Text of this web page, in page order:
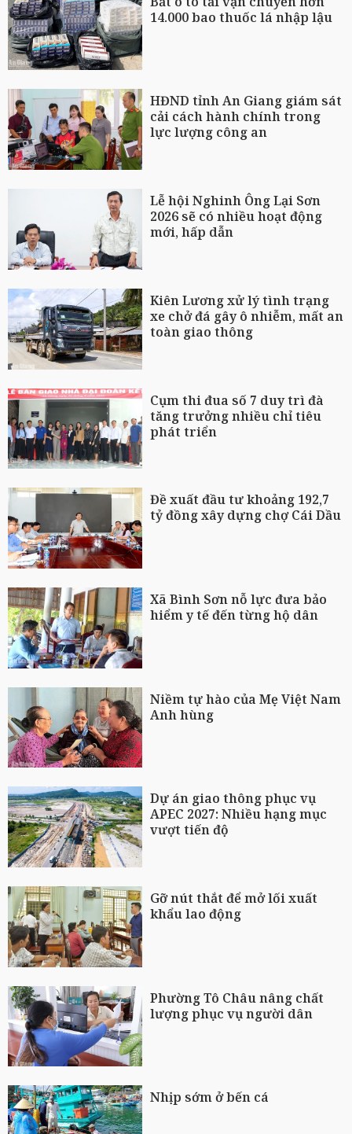
14.000 bao thuốc lá nhập lậu
HĐND tỉnh An Giang giám sát
cải cách hành chính trong
lực lượng công an
Lễ hội Nghinh Ông Lại Sơn
2026 sẽ có nhiều hoạt động
mới, hấp dẫn
Kiên Lương xử lý tình trạng
xe chở đá gây ô nhiễm, mất an
toàn giao thông
Cụm thi đua số 7 duy trì đà
tăng trưởng nhiều chỉ tiêu
phát triển
Đề xuất đầu tư khoảng 192,7
tỷ đồng xây dựng chợ Cái Dầu
Xã Bình Sơn nỗ lực đưa bảo
hiểm y tế đến từng hộ dân
Niềm tự hào của Mẹ Việt Nam
Anh hùng
Dự án giao thông phục vụ
APEC 2027: Nhiều hạng mục
vượt tiến độ
Gỡ nút thắt để mở lối xuất
khẩu lao động
Phường Tô Châu nâng chất
lượng phục vụ người dân
Nhịp sớm ở bến cá